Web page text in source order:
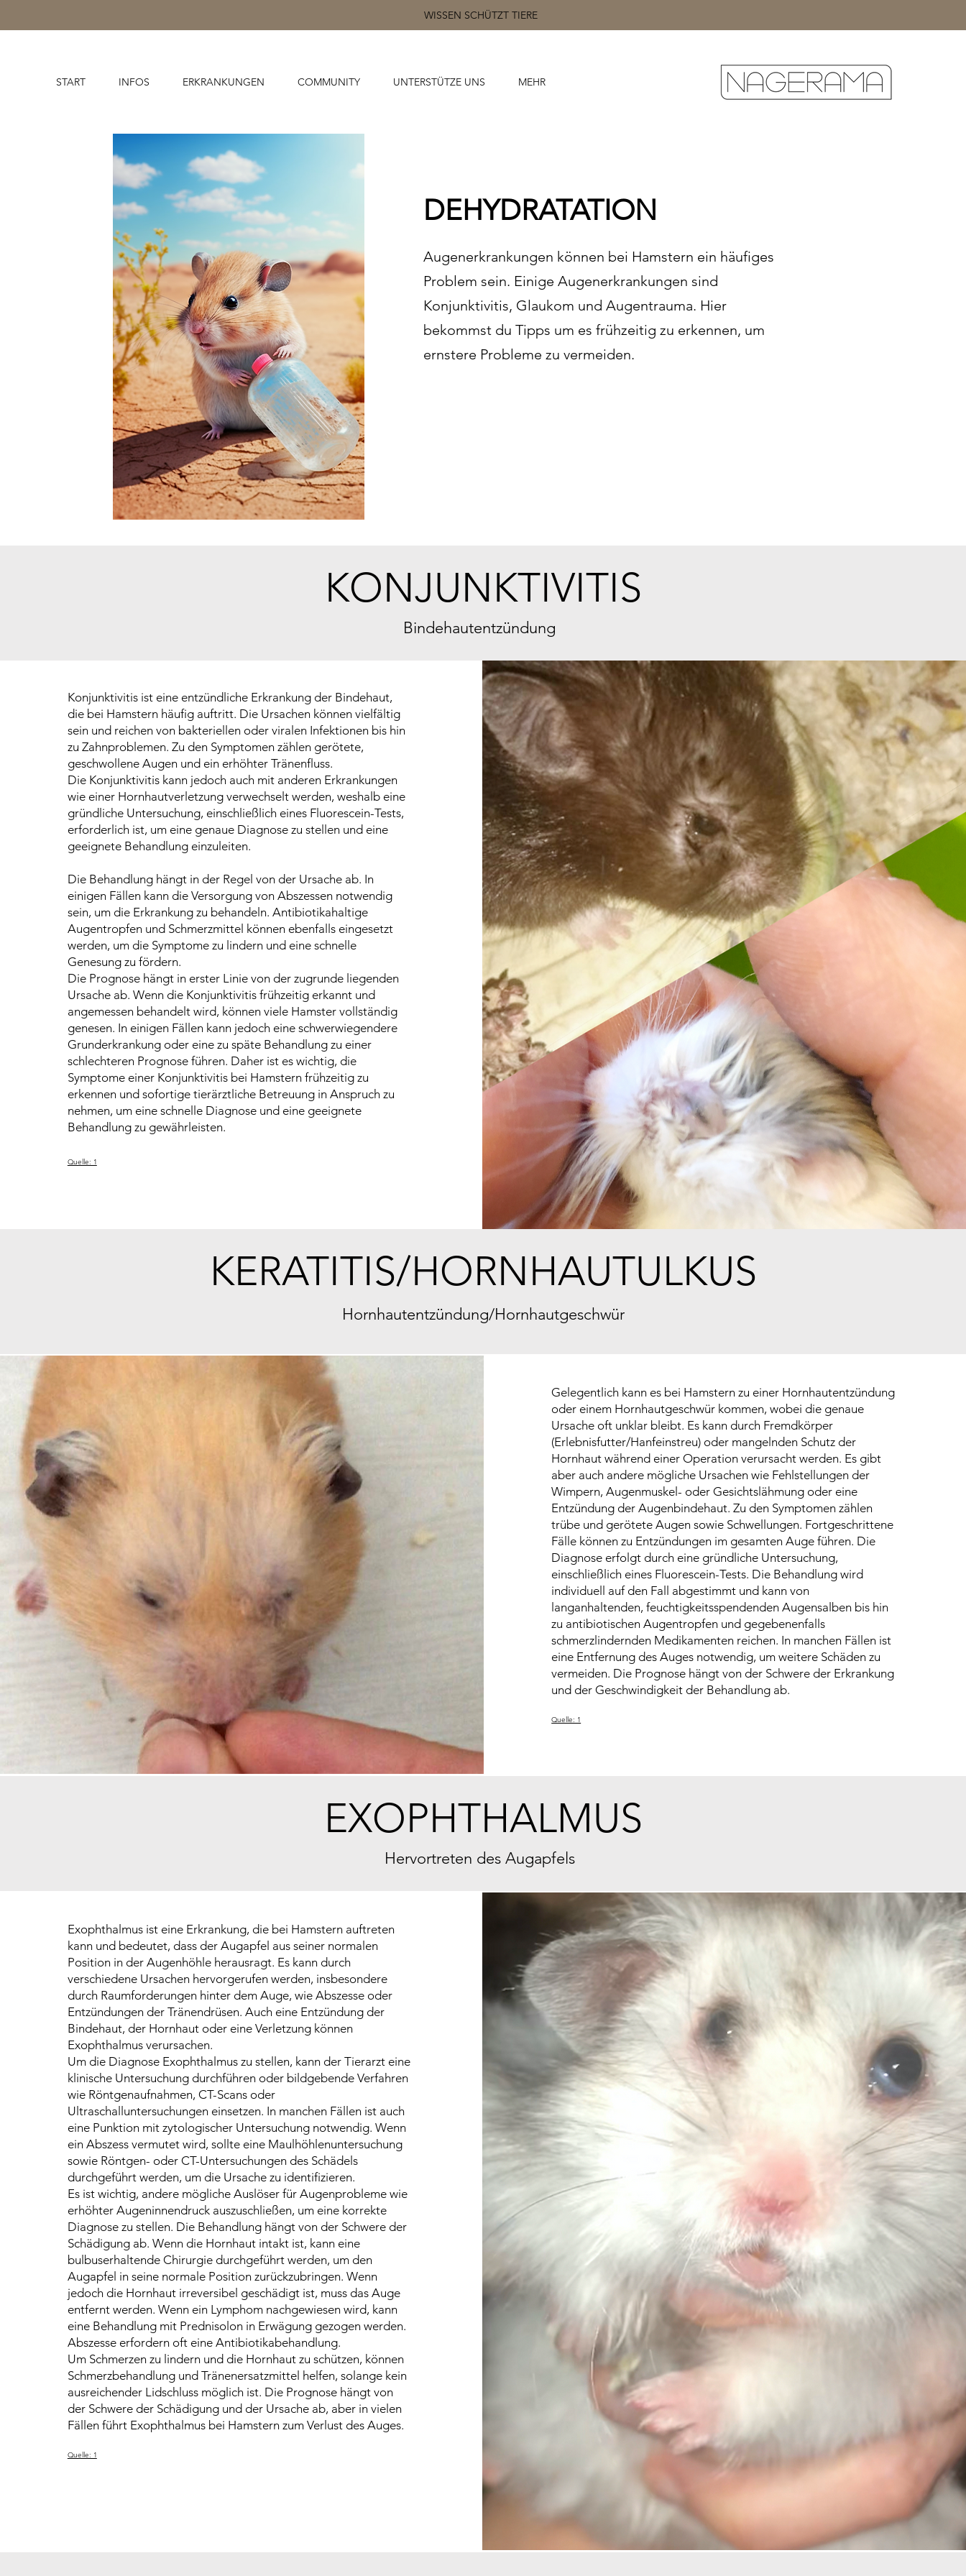
WISSEN SCHÜTZT TIERE
START INFOS ERKRANKUNGEN COMMUNITY UNTERSTÜTZE UNS MEHR
DEHYDRATATION
Augenerkrankungen können bei Hamstern ein häufiges
Problem sein. Einige Augenerkrankungen sind
Konjunktivitis, Glaukom und Augentrauma. Hier
bekommst du Tipps um es frühzeitig zu erkennen, um
ernstere Probleme zu vermeiden.
KONJUNKTIVITIS
Bindehautentzündung
Konjunktivitis ist eine entzündliche Erkrankung der Bindehaut,
die bei Hamstern häufig auftritt. Die Ursachen können vielfältig
sein und reichen von bakteriellen oder viralen Infektionen bis hin
zu Zahnproblemen. Zu den Symptomen zählen gerötete,
geschwollene Augen und ein erhöhter Tränenfluss.
Die Konjunktivitis kann jedoch auch mit anderen Erkrankungen
wie einer Hornhautverletzung verwechselt werden, weshalb eine
gründliche Untersuchung, einschließlich eines Fluorescein-Tests,
erforderlich ist, um eine genaue Diagnose zu stellen und eine
geeignete Behandlung einzuleiten.
Die Behandlung hängt in der Regel von der Ursache ab. In
einigen Fällen kann die Versorgung von Abszessen notwendig
sein, um die Erkrankung zu behandeln. Antibiotikahaltige
Augentropfen und Schmerzmittel können ebenfalls eingesetzt
werden, um die Symptome zu lindern und eine schnelle
Genesung zu fördern.
Die Prognose hängt in erster Linie von der zugrunde liegenden
Ursache ab. Wenn die Konjunktivitis frühzeitig erkannt und
angemessen behandelt wird, können viele Hamster vollständig
genesen. In einigen Fällen kann jedoch eine schwerwiegendere
Grunderkrankung oder eine zu späte Behandlung zu einer
schlechteren Prognose führen. Daher ist es wichtig, die
Symptome einer Konjunktivitis bei Hamstern frühzeitig zu
erkennen und sofortige tierärztliche Betreuung in Anspruch zu
nehmen, um eine schnelle Diagnose und eine geeignete
Behandlung zu gewährleisten.
Quelle: 1
KERATITIS/HORNHAUTULKUS
Hornhautentzündung/Hornhautgeschwür
Gelegentlich kann es bei Hamstern zu einer Hornhautentzündung
oder einem Hornhautgeschwür kommen, wobei die genaue
Ursache oft unklar bleibt. Es kann durch Fremdkörper
(Erlebnisfutter/Hanfeinstreu) oder mangelnden Schutz der
Hornhaut während einer Operation verursacht werden. Es gibt
aber auch andere mögliche Ursachen wie Fehlstellungen der
Wimpern, Augenmuskel- oder Gesichtslähmung oder eine
Entzündung der Augenbindehaut. Zu den Symptomen zählen
trübe und gerötete Augen sowie Schwellungen. Fortgeschrittene
Fälle können zu Entzündungen im gesamten Auge führen. Die
Diagnose erfolgt durch eine gründliche Untersuchung,
einschließlich eines Fluorescein-Tests. Die Behandlung wird
individuell auf den Fall abgestimmt und kann von
langanhaltenden, feuchtigkeitsspendenden Augensalben bis hin
zu antibiotischen Augentropfen und gegebenenfalls
schmerzlindernden Medikamenten reichen. In manchen Fällen ist
eine Entfernung des Auges notwendig, um weitere Schäden zu
vermeiden. Die Prognose hängt von der Schwere der Erkrankung
und der Geschwindigkeit der Behandlung ab.
Quelle: 1
EXOPHTHALMUS
Hervortreten des Augapfels
Exophthalmus ist eine Erkrankung, die bei Hamstern auftreten
kann und bedeutet, dass der Augapfel aus seiner normalen
Position in der Augenhöhle herausragt. Es kann durch
verschiedene Ursachen hervorgerufen werden, insbesondere
durch Raumforderungen hinter dem Auge, wie Abszesse oder
Entzündungen der Tränendrüsen. Auch eine Entzündung der
Bindehaut, der Hornhaut oder eine Verletzung können
Exophthalmus verursachen.
Um die Diagnose Exophthalmus zu stellen, kann der Tierarzt eine
klinische Untersuchung durchführen oder bildgebende Verfahren
wie Röntgenaufnahmen, CT-Scans oder
Ultraschalluntersuchungen einsetzen. In manchen Fällen ist auch
eine Punktion mit zytologischer Untersuchung notwendig. Wenn
ein Abszess vermutet wird, sollte eine Maulhöhlenuntersuchung
sowie Röntgen- oder CT-Untersuchungen des Schädels
durchgeführt werden, um die Ursache zu identifizieren.
Es ist wichtig, andere mögliche Auslöser für Augenprobleme wie
erhöhter Augeninnendruck auszuschließen, um eine korrekte
Diagnose zu stellen. Die Behandlung hängt von der Schwere der
Schädigung ab. Wenn die Hornhaut intakt ist, kann eine
bulbuserhaltende Chirurgie durchgeführt werden, um den
Augapfel in seine normale Position zurückzubringen. Wenn
jedoch die Hornhaut irreversibel geschädigt ist, muss das Auge
entfernt werden. Wenn ein Lymphom nachgewiesen wird, kann
eine Behandlung mit Prednisolon in Erwägung gezogen werden.
Abszesse erfordern oft eine Antibiotikabehandlung.
Um Schmerzen zu lindern und die Hornhaut zu schützen, können
Schmerzbehandlung und Tränenersatzmittel helfen, solange kein
ausreichender Lidschluss möglich ist. Die Prognose hängt von
der Schwere der Schädigung und der Ursache ab, aber in vielen
Fällen führt Exophthalmus bei Hamstern zum Verlust des Auges.
Quelle: 1